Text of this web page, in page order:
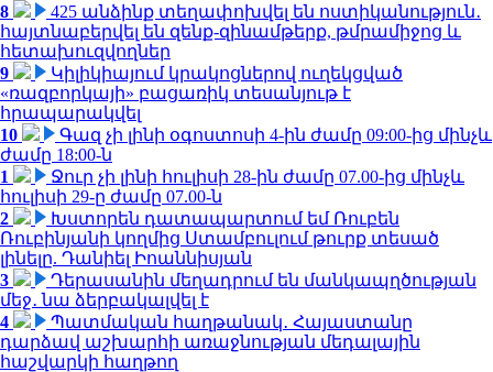
8
425 անձինք տեղափոխվել են ոստիկանություն․
հայտնաբերվել են զենք-զինամթերք, թմրամիջոց և
հետախուզվողներ
9
Կիլիկիայում կրակոցներով ուղեկցված
«ռազբորկայի» բացառիկ տեսանյութ է
հրապարակվել
10
Գազ չի լինի օգոստոսի 4-ին ժամը 09:00-ից մինչև
ժամը 18:00-ն
1
Ջուր չի լինի հուլիսի 28-ին ժամը 07.00-ից մինչև
հուլիսի 29-ը ժամը 07.00-ն
2
Խստորեն դատապարտում եմ Ռուբեն
Ռուբինյանի կողմից Ստամբուլում թուրք տեսած
լինելը. Դանիել Իոաննիսյան
3
Դերասանին մեղադրում են մանկապղծության
մեջ․ նա ձերբակալվել է
4
Պատմական հաղթանակ․ Հայաստանը
դարձավ աշխարհի առաջնության մեդալային
հաշվարկի հաղթող